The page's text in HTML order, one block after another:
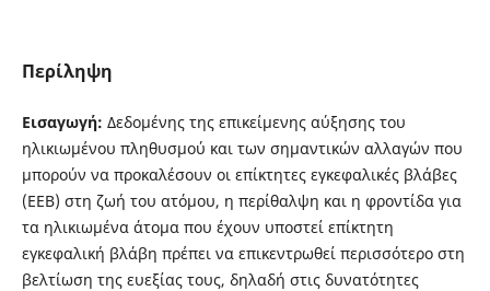
Περίληψη
Εισαγωγή: Δεδομένης της επικείμενης αύξησης του
ηλικιωμένου πληθυσμού και των σημαντικών αλλαγών που
μπορούν να προκαλέσουν οι επίκτητες εγκεφαλικές βλάβες
(ΕΕΒ) στη ζωή του ατόμου, η περίθαλψη και η φροντίδα για
τα ηλικιωμένα άτομα που έχουν υποστεί επίκτητη
εγκεφαλική βλάβη πρέπει να επικεντρωθεί περισσότερο στη
βελτίωση της ευεξίας τους, δηλαδή στις δυνατότητες